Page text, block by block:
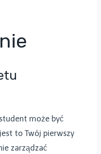
może być
to Twój pierwszy
zarządzać